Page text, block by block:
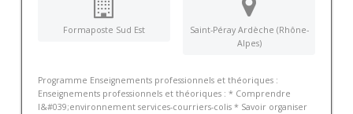
Formaposte Sud Est
Saint-Péray Ardèche (Rhône-
Alpes)
Programme Enseignements professionnels et théoriques :
Enseignements professionnels et théoriques : * Comprendre
l&#039;environnement services-courriers-colis * Savoir organiser